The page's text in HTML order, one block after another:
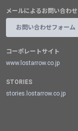
メールによるお問い合わせ
お問い合わせフォーム
コーポレートサイト
www.lostarrow.co.jp
STORIES
stories.lostarrow.co.jp